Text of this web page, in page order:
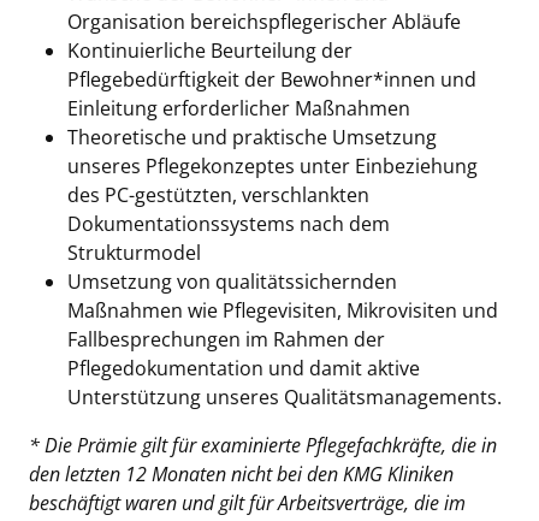
Organisation bereichspflegerischer Abläufe
Kontinuierliche Beurteilung der
Pflegebedürftigkeit der Bewohner*innen und
Einleitung erforderlicher Maßnahmen
Theoretische und praktische Umsetzung
unseres Pflegekonzeptes unter Einbeziehung
des PC-gestützten, verschlankten
Dokumentationssystems nach dem
Strukturmodel
Umsetzung von qualitätssichernden
Maßnahmen wie Pflegevisiten, Mikrovisiten und
Fallbesprechungen im Rahmen der
Pflegedokumentation und damit aktive
Unterstützung unseres Qualitätsmanagements.
* Die Prämie gilt für examinierte Pflegefachkräfte, die in
den letzten 12 Monaten nicht bei den KMG Kliniken
beschäftigt waren und gilt für Arbeitsverträge, die im